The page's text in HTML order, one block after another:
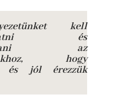
kell
és
az
hogy
és jól érezzük